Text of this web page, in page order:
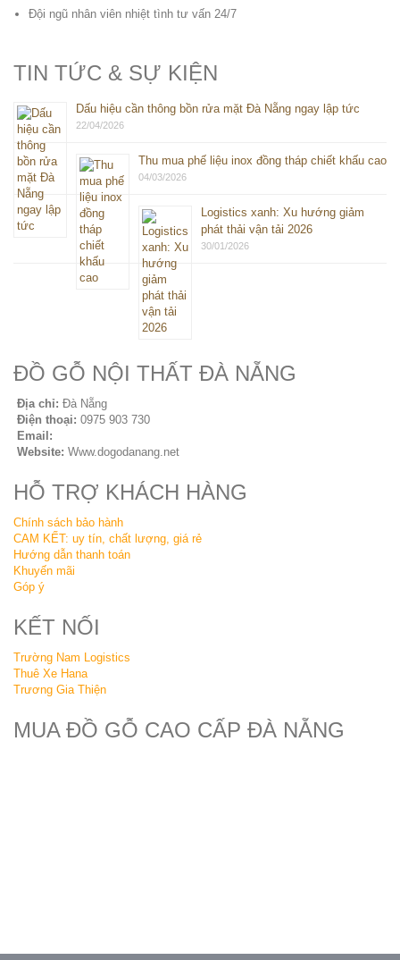
Đội ngũ nhân viên nhiệt tình tư vấn 24/7
TIN TỨC & SỰ KIỆN
Dấu hiệu cần thông bồn rửa mặt Đà Nẵng ngay lập tức
22/04/2026
Thu mua phế liệu inox đồng tháp chiết khấu cao
04/03/2026
Logistics xanh: Xu hướng giảm
phát thải vận tải 2026
30/01/2026
ĐỒ GỖ NỘI THẤT ĐÀ NẴNG
Địa chỉ: Đà Nẵng
Điện thoại: 0975 903 730
Email:
Website: Www.dogodanang.net
HỖ TRỢ KHÁCH HÀNG
Chính sách bảo hành
CAM KẾT: uy tín, chất lượng, giá rẻ
Hướng dẫn thanh toán
Khuyến mãi
Góp ý
KẾT NỐI
Trường Nam Logistics
Thuê Xe Hana
Trương Gia Thiện
MUA ĐỒ GỖ CAO CẤP ĐÀ NẴNG